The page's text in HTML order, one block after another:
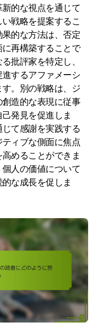
的な視点を通じて
戦略を提案するこ
的な方法は、否定
再構築することで
批評家を特定し、
するアファメーシ
。別の戦略は、ジ
造的な表現に従事
発見を促進しま
て感謝を実践する
ィブな側面に焦点
めることができま
人の価値について
な成長を促しま